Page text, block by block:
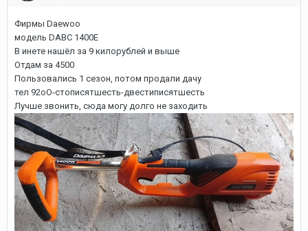
Фирмы Daewoo
модель DABC 1400E
В инете нашёл за 9 килорублей и выше
Отдам за 4500
Пользовались 1 сезон, потом продали дачу
тел 92оО-стописятшесть-двестиписятшесть
Лучше звонить, сюда могу долго не заходить